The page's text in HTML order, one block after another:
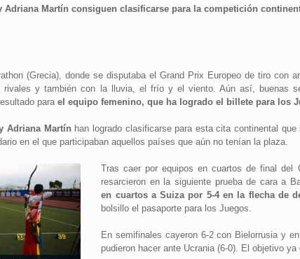
Martín consiguen clasificarse para la competición
(Grecia), donde se disputaba el Grand Prix Europeo de tiro con
rivales y también con la lluvia, el frío y el viento. Aún así, buenas
parael equipo femenino, que ha logrado el billete para los
Adriana Martín han logrado clasificarse para esta cita continental
en el que participaban aquellos países que aún no tenían la plaza.
Tras caer por equipos en cuartos de final del
resarcieron en la siguiente prueba de cara a
en cuartos a Suiza por 5-4 en la flecha de
bolsillo el pasaporte para los Juegos.
En semifinales cayeron 6-2 con Bielorrusia y
pudieron hacer ante Ucrania (6-0). El objetivo